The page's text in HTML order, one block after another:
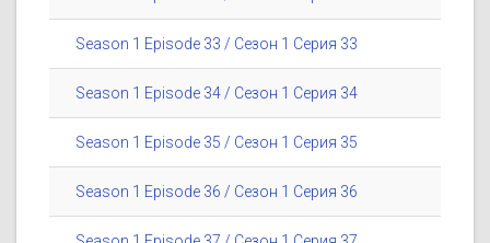
Season 1 Episode 33 / Сезон 1 Серия 33
Season 1 Episode 34 / Сезон 1 Серия 34
Season 1 Episode 35 / Сезон 1 Серия 35
Season 1 Episode 36 / Сезон 1 Серия 36